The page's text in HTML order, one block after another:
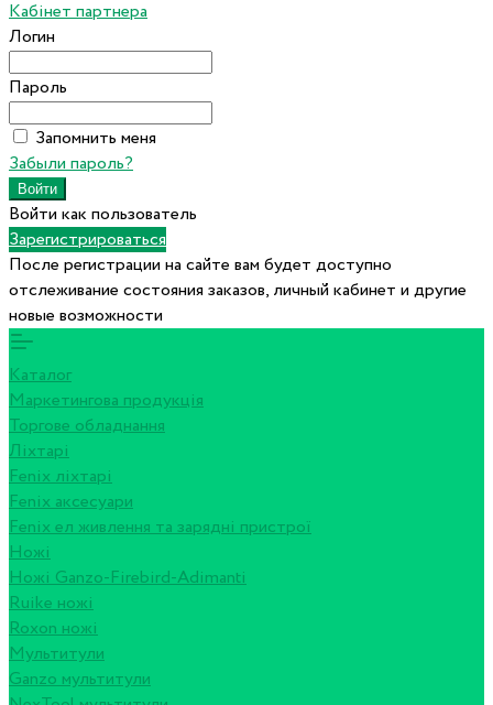
Кабінет партнера
Логин
Пароль
Запомнить меня
Забыли пароль?
Войти как пользователь
Зарегистрироваться
После регистрации на сайте вам будет доступно
отслеживание состояния заказов, личный кабинет и другие
новые возможности
Каталог
Маркетингова продукція
Торгове обладнання
Ліхтарі
Fenix ліхтарі
Fenix аксесуари
Fenix ел живлення та зарядні пристрої
Ножі
Ножі Ganzo-Firebird-Adimanti
Ruike ножі
Roxon ножi
Мультитули
Ganzo мультитули